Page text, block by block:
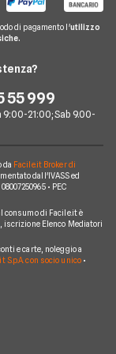
di pagamento l'utilizzo
55 999
9:00-21:00; Sab 9.00-
da Facile.it Broker di
dall'IVASS ed
• PEC
consumo di Facile.it è
, iscrizione Elenco Mediatori
e carte, noleggio a
S.p.A. con socio unico•